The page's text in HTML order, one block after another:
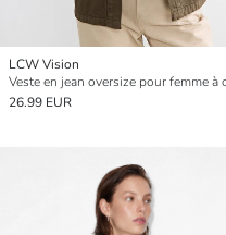
LCW Vision
26.99 EUR